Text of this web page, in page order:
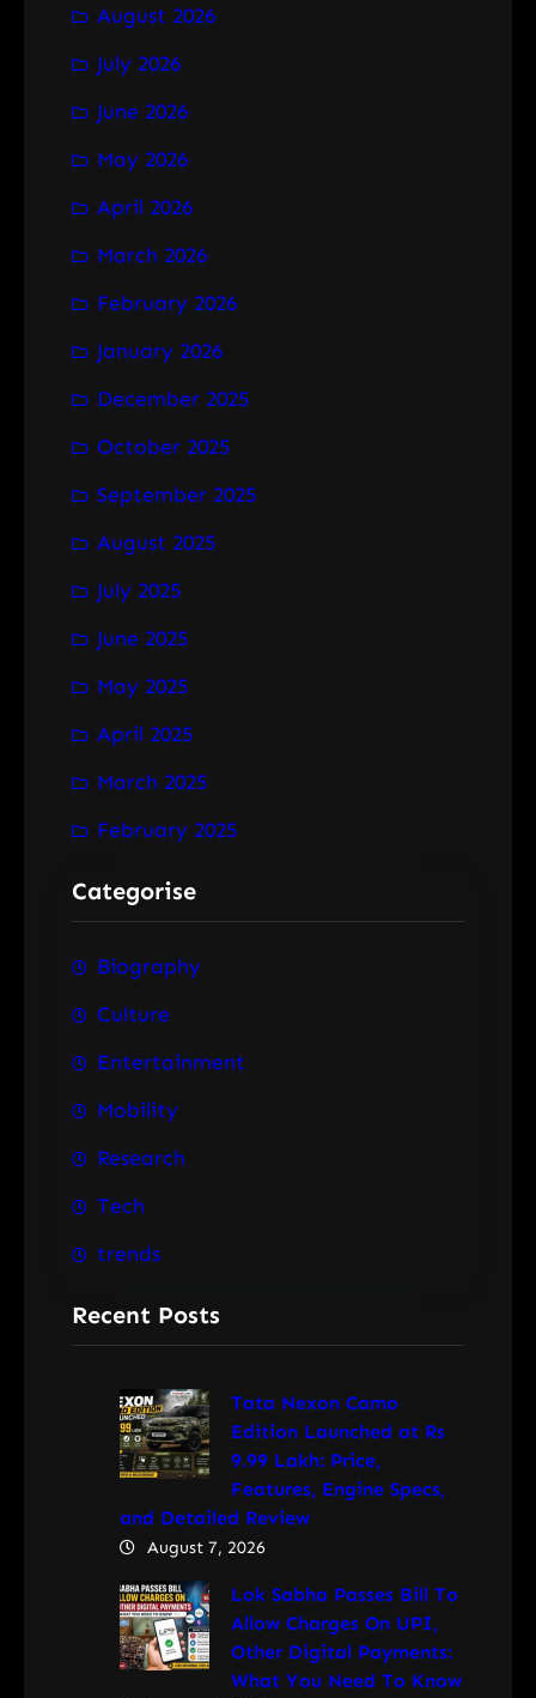
c
h
August 2026
July 2026
June 2026
May 2026
April 2026
March 2026
February 2026
January 2026
December 2025
October 2025
September 2025
August 2025
July 2025
June 2025
May 2025
April 2025
March 2025
February 2025
Categorise
Biography
Culture
Entertainment
Mobility
Research
Tech
trends
Recent Posts
Tata Nexon Camo
Edition Launched at Rs
9.99 Lakh: Price,
Features, Engine Specs,
and Detailed Review
August 7, 2026
Lok Sabha Passes Bill To
Allow Charges On UPI,
Other Digital Payments:
What You Need To Know